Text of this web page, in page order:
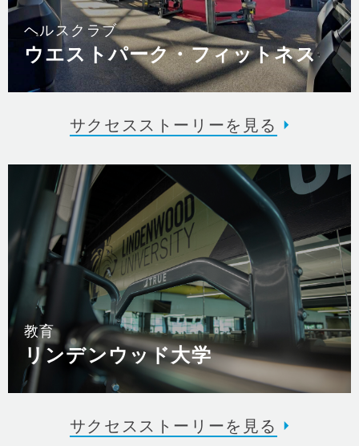
ヘルスクラブ
ウエストパーク・フィットネス
サクセスストーリーを見る
教育
リンデンウッド大学
サクセスストーリーを見る